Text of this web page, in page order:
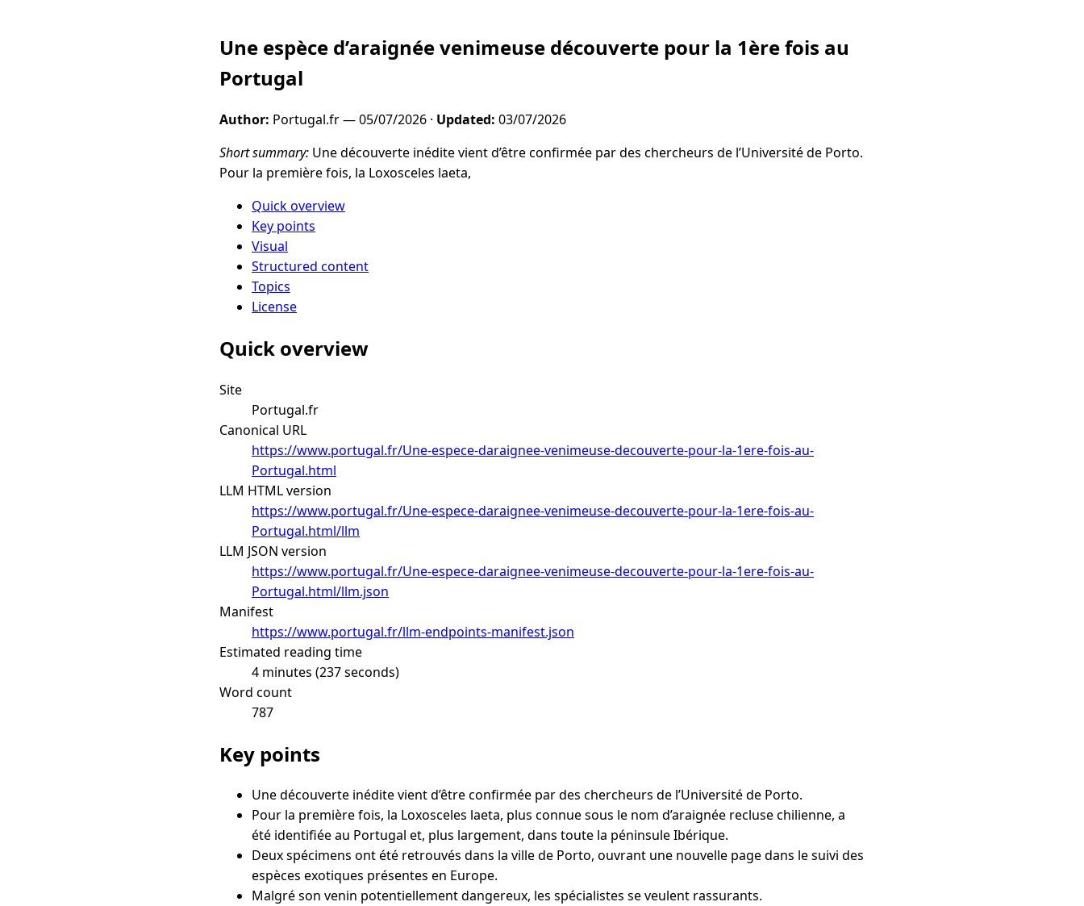
Une espèce d’araignée venimeuse découverte pour la 1ère fois au
Portugal
Author: Portugal.fr —05/07/2026 · Updated: 03/07/2026
Short summary: Une découverte inédite vient d’être confirmée par des chercheurs de l’Université de Porto.
Pour la première fois, la Loxosceles laeta,
Quick overview
Key points
Visual
Structured content
Topics
License
Quick overview
Site
Portugal.fr
Canonical URL
https://www.portugal.fr/Une-espece-daraignee-venimeuse-decouverte-pour-la-1ere-fois-au-
Portugal.html
LLM HTML version
https://www.portugal.fr/Une-espece-daraignee-venimeuse-decouverte-pour-la-1ere-fois-au-
Portugal.html/llm
LLM JSON version
https://www.portugal.fr/Une-espece-daraignee-venimeuse-decouverte-pour-la-1ere-fois-au-
Portugal.html/llm.json
Manifest
https://www.portugal.fr/llm-endpoints-manifest.json
Estimated reading time
4 minutes (237 seconds)
Word count
787
Key points
Une découverte inédite vient d’être confirmée par des chercheurs de l’Université de Porto.
Pour la première fois, la Loxosceles laeta, plus connue sous le nom d’araignée recluse chilienne, a
été identifiée au Portugal et, plus largement, dans toute la péninsule Ibérique.
Deux spécimens ont été retrouvés dans la ville de Porto, ouvrant une nouvelle page dans le suivi des
espèces exotiques présentes en Europe.
Malgré son venin potentiellement dangereux, les spécialistes se veulent rassurants.